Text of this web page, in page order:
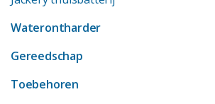
Waterontharder
Gereedschap
Toebehoren